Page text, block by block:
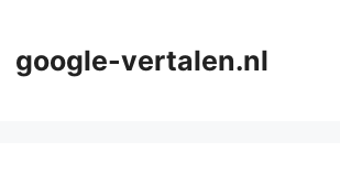
google-vertalen.nl